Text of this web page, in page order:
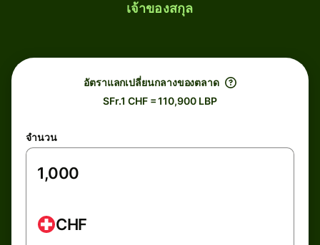
เจ้าของสกุล
อัตราแลกเปลี่ยนกลางของตลาด
SFr.1 CHF = 110,900 LBP
จำนวน
CHF